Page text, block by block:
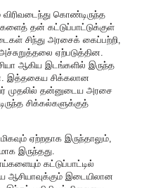
கொண்டிருந்த
தன் கட்டுப்பாட்டுக்குள்
சிந்து அரசைக் கைப்பற்றி,
ஏற்படுத்தின.
ஆகிய இடங்களில் இருந்த
இத்தகைய சிக்கலான
முதலில் தன்னுடைய அரசை
சிக்கல்களுக்குத்
ஏற்றதாக இருந்தாலும்,
இருந்தது.
கட்டுப்பாட்டில்
ஆசியாவுக்கும் இடையிலான